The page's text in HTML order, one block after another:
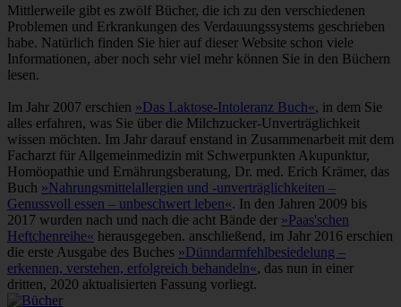
Mittlerweile gibt es zwölf Bücher, die ich zu den verschiedenen
Problemen und Erkrankungen des Verdauungssystems geschrieben
habe. Natürlich finden Sie hier auf dieser Website schon viele
Informationen, aber noch sehr viel mehr können Sie in den Büchern
lesen.
Im Jahr 2007 erschien »Das Laktose-Intoleranz Buch«, in dem Sie
alles erfahren, was Sie über die Milchzucker-Unverträglichkeit
wissen möchten. Im Jahr darauf enstand in Zusammenarbeit mit dem
Facharzt für Allgemeinmedizin mit Schwerpunkten Akupunktur,
Homöopathie und Ernährungsberatung, Dr. med. Erich Krämer, das
Buch »Nahrungsmittelallergien und -unverträglichkeiten –
Genussvoll essen – unbeschwert leben«. In den Jahren 2009 bis
2017 wurden nach und nach die acht Bände der »Paas'schen
Heftchenreihe« herausgegeben. anschließend, im Jahr 2016 erschien
die erste Ausgabe des Buches »Dünndarmfehlbesiedelung –
erkennen, verstehen, erfolgreich behandeln«, das nun in einer
dritten, 2020 aktualisierten Fassung vorliegt.